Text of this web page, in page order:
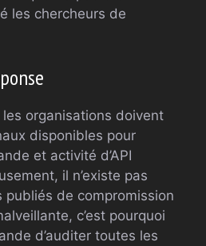
les chercheurs de
organisations doivent
disponibles pour
et activité d’API
il n’existe pas
publiés de compromission
c’est pourquoi
d’auditer toutes les